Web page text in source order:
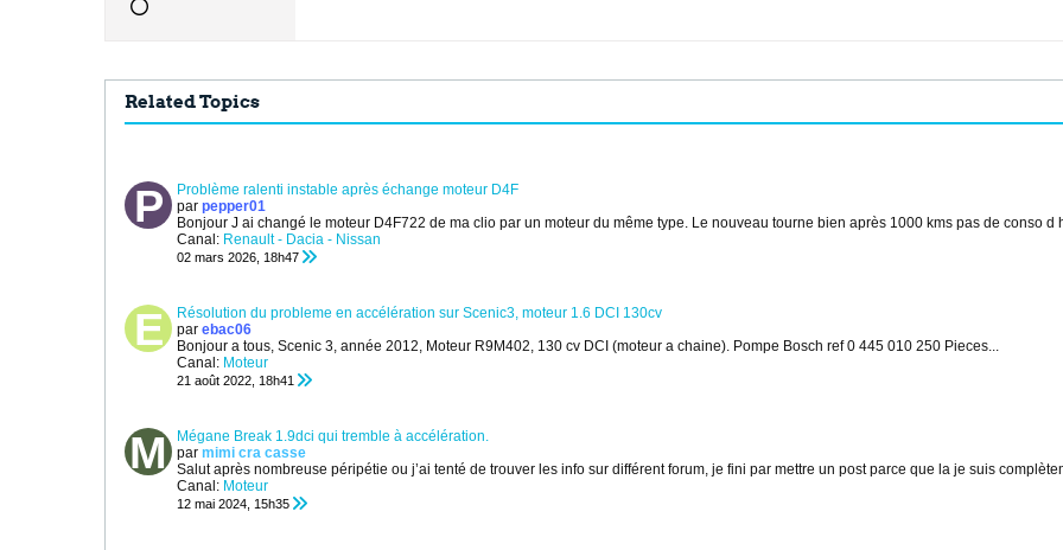
Related Topics
Problème ralenti instable après échange moteur D4F
par pepper01
Bonjour J ai changé le moteur D4F722 de ma clio par un moteur du même type. Le nouveau tourne bien après 1000 kms pas de conso d
Canal: Renault - Dacia - Nissan
02 mars 2026, 18h47
Résolution du probleme en accélération sur Scenic3, moteur 1.6 DCI 130cv
par ebac06
Bonjour a tous, Scenic 3, année 2012, Moteur R9M402, 130 cv DCI (moteur a chaine). Pompe Bosch ref 0 445 010 250 Pieces...
Canal: Moteur
21 août 2022, 18h41
Mégane Break 1.9dci qui tremble à accélération.
par mimi cra casse
Salut après nombreuse péripétie ou j’ai tenté de trouver les info sur différent forum, je fini par mettre un post parce que la je suis
Canal: Moteur
12 mai 2024, 15h35